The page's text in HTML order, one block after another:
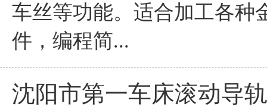
车丝等功能。适合加工各种
件，编程简...
沈阳市第一车床滚动导